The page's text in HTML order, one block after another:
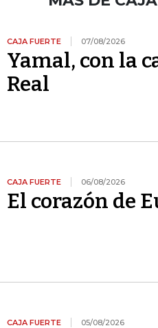
CAJA FUERTE 07/08/2026
Yamal, con la
Real
CAJA FUERTE 06/08/2026
El corazón de
CAJA FUERTE 05/08/2026